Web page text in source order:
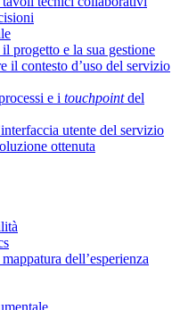
progetto e la sua gestione
il contesto d’uso del servizio
e i touchpointdel
utente del servizio
ottenuta
dell’esperienza